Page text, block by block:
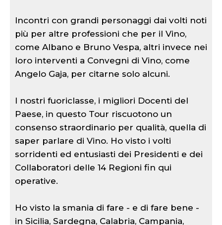
Incontri con grandi personaggi dai volti noti
più per altre professioni che per il Vino,
come Albano e Bruno Vespa, altri invece nei
loro interventi a Convegni di Vino, come
Angelo Gaja, per citarne solo alcuni.
I nostri fuoriclasse, i migliori Docenti del
Paese, in questo Tour riscuotono un
consenso straordinario per qualità, quella di
saper parlare di Vino. Ho visto i volti
sorridenti ed entusiasti dei Presidenti e dei
Collaboratori delle 14 Regioni fin qui
operative.
Ho visto la smania di fare - e di fare bene -
in Sicilia, Sardegna, Calabria, Campania,